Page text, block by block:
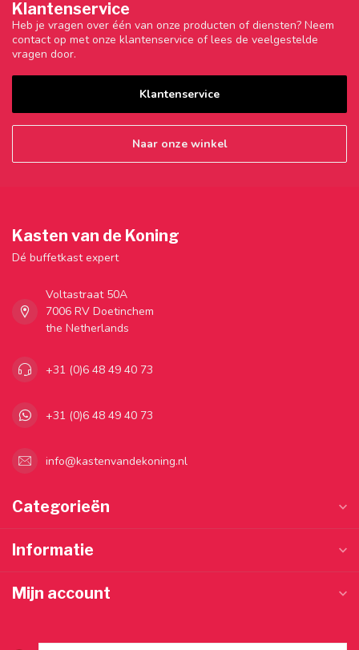
Klantenservice
Heb je vragen over één van onze producten of diensten? Neem
contact op met onze klantenservice of lees de veelgestelde
vragen door.
Klantenservice
Naar onze winkel
Kasten van de Koning
Dé buffetkast expert
Voltastraat 50A
7006 RV Doetinchem
the Netherlands
+31 (0)6 48 49 40 73
+31 (0)6 48 49 40 73
info@kastenvandekoning.nl
Categorieën
Informatie
Mijn account